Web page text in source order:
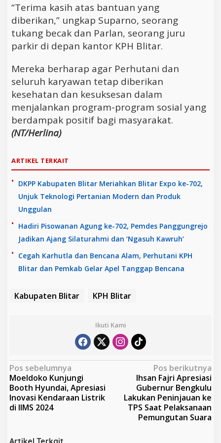
“Terima kasih atas bantuan yang
diberikan,” ungkap Suparno, seorang
tukang becak dan Parlan, seorang juru
parkir di depan kantor KPH Blitar.
Mereka berharap agar Perhutani dan
seluruh karyawan tetap diberikan
kesehatan dan kesuksesan dalam
menjalankan program-program sosial yang
berdampak positif bagi masyarakat.
(NT/Herlina)
ARTIKEL TERKAIT
DKPP Kabupaten Blitar Meriahkan Blitar Expo ke-702,
Unjuk Teknologi Pertanian Modern dan Produk
Unggulan
Hadiri Pisowanan Agung ke-702, Pemdes Panggungrejo
Jadikan Ajang Silaturahmi dan ‘Ngasuh Kawruh’
Cegah Karhutla dan Bencana Alam, Perhutani KPH
Blitar dan Pemkab Gelar Apel Tanggap Bencana
Kabupaten Blitar KPH Blitar
Ikuti Kami
N
a
v
i
a
Pos sebelumnya
Moeldoko Kunjungi
Booth Hyundai, Apresiasi
Inovasi Kendaraan Listrik
di IIMS 2024
Pos berikutnya
Ihsan Fajri Apresiasi
Gubernur Bengkulu
Lakukan Peninjauan ke
TPS Saat Pelaksanaan
Pemungutan Suara
Artikel Terkait